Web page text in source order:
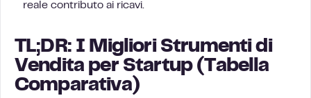
reale contributo ai ricavi.
TL;DR: I Migliori Strumenti di
Vendita per Startup (Tabella
Comparativa)